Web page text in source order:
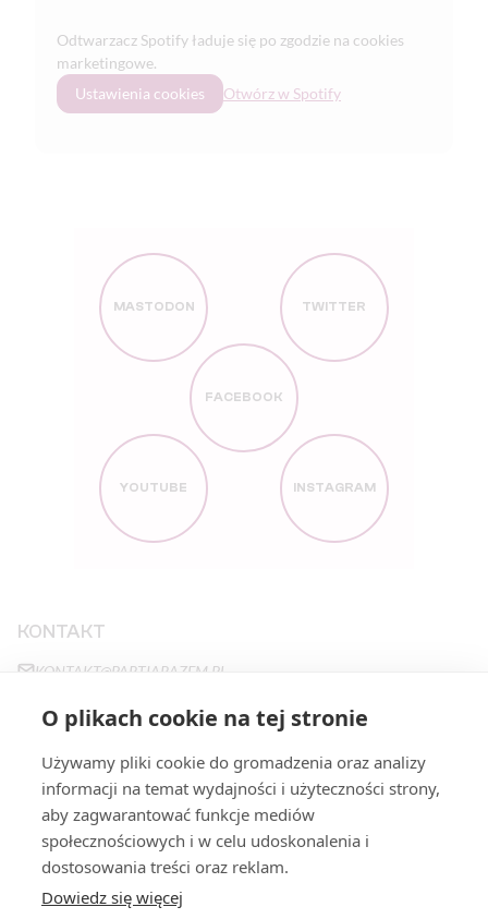
O plikach cookie na tej stronie
Używamy pliki cookie do gromadzenia oraz analizy
informacji na temat wydajności i użyteczności strony,
aby zagwarantować funkcje mediów
społecznościowych i w celu udoskonalenia i
dostosowania treści oraz reklam.
Dowiedz się więcej
Odtwarzacz Spotify ładuje się po zgodzie na cookies
marketingowe.
Ustawienia cookies
Otwórz w Spotify
MASTODON TWITTER
FACEBOOK
YOUTUBE INSTAGRAM
KONTAKT
KONTAKT@PARTIARAZEM.PL
+48663483923
STRONY
PROGRAM FILARY
STANOWISKA